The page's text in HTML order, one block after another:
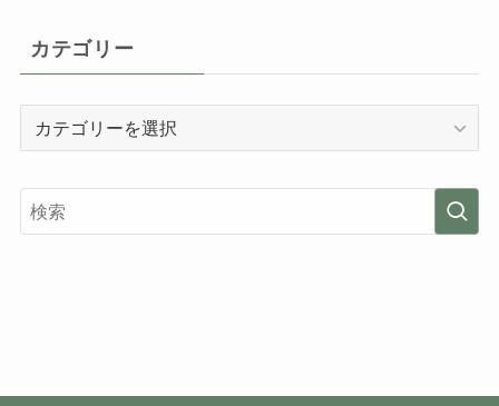
カテゴリー
リ
ー